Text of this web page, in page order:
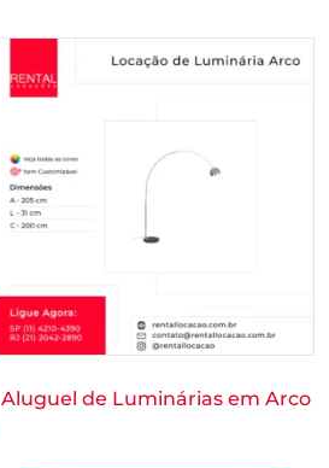
Aluguel de Luminárias em Arco